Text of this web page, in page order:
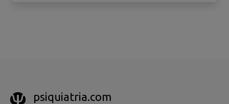
psiquiatria.com